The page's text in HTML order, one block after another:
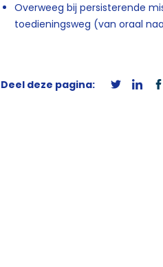
Overweeg bij persisterende
toedieningsweg (van oraal
Deel deze pagina: